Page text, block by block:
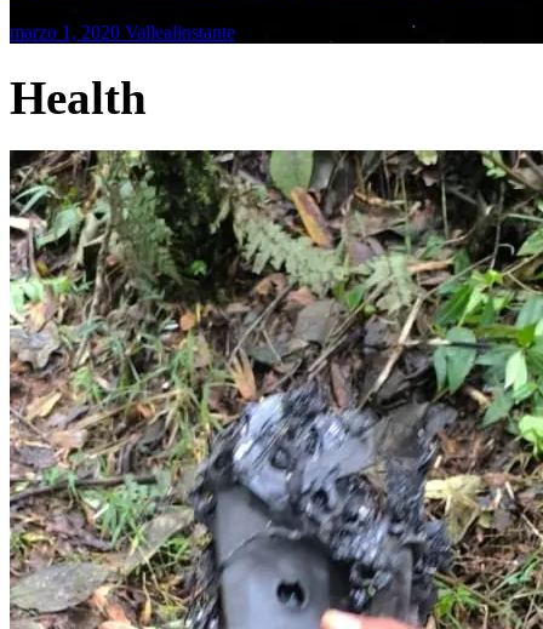
marzo 1, 2020 Vallealinstante
Health